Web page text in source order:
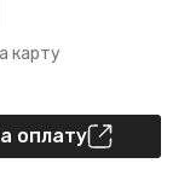
карту
оплату